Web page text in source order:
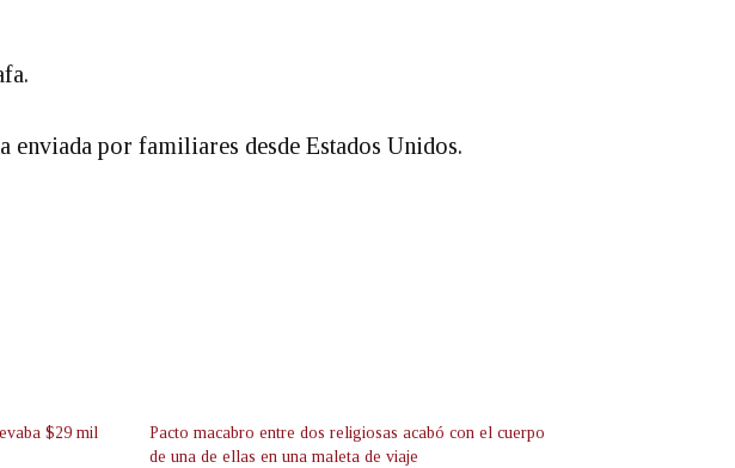
por familiares desde Estados Unidos.
$29 mil
Pacto macabro entre dos religiosas acabó con el cuerpo
de una de ellas en una maleta de viaje